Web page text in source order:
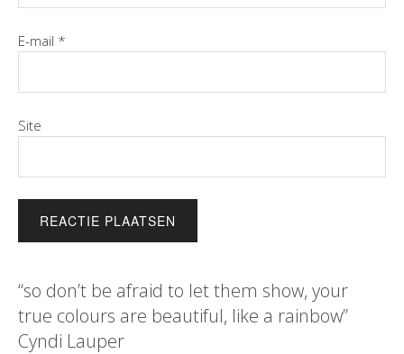
E-mail *
Site
“so don’t be afraid to let them show, your
true colours are beautiful, like a rainbow”
Cyndi Lauper